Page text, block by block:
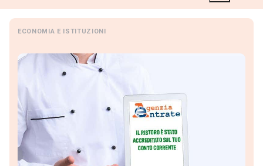
ECONOMIA E ISTITUZIONI